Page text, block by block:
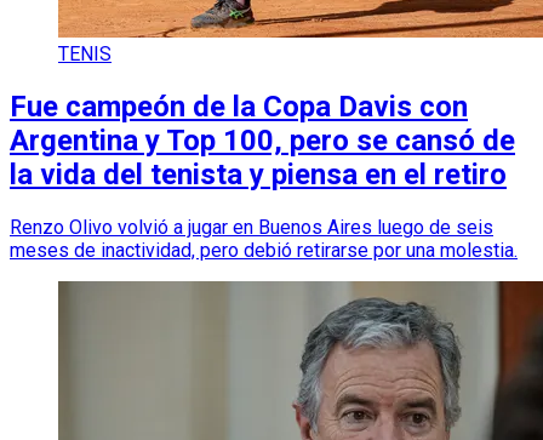
TENIS
Fue campeón de la Copa Davis con
Argentina y Top 100, pero se cansó de
la vida del tenista y piensa en el retiro
Renzo Olivo volvió a jugar en Buenos Aires luego de seis
meses de inactividad, pero debió retirarse por una molestia.